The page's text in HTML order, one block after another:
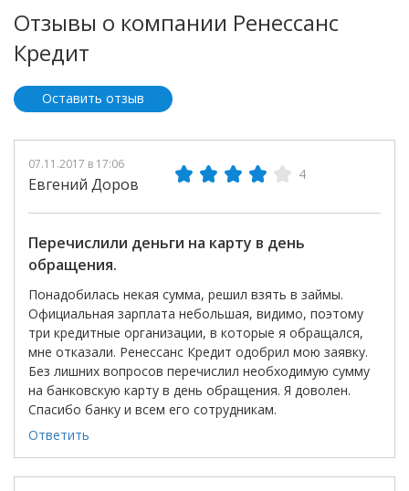
Отзывы о компании Ренессанс
Кредит
Оставить отзыв
07.11.2017 в 17:06
Евгений Доров 4
Перечислили деньги на карту в день
обращения.
Понадобилась некая сумма, решил взять в займы.
Официальная зарплата небольшая, видимо, поэтому
три кредитные организации, в которые я обращался,
мне отказали. Ренессанс Кредит одобрил мою заявку.
Без лишних вопросов перечислил необходимую сумму
на банковскую карту в день обращения. Я доволен.
Спасибо банку и всем его сотрудникам.
Ответить